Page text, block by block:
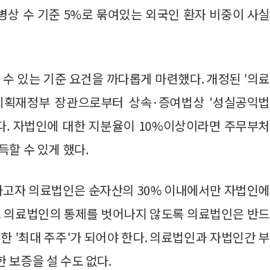
수 기준 5%로 묶여있는 외국인 환자 비중이 사실
있는 기준 요건을 까다롭게 마련했다. 개정된 '의료
재정부 장관으로부터 상속·증여법상 '성실공익법
자법인에 대한 지분율이 10%이상이라면 주무부처
할 수 있게 했다.
자 의료법인은 순자산의 30% 이내에서만 자법인에
료법인의 통제를 벗어나지 않도록 의료법인은 반드
'최대 주주'가 되어야 한다. 의료법인과 자법인간 부
보증을 설 수도 없다.